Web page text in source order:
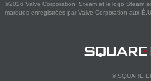
©2026 Valve Corporation. Steam et le logo Steam
marques enregistrées par Valve Corporation aux
© SQUARE